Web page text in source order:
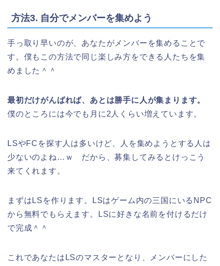
方法3. 自分でメンバーを集めよう
手っ取り早いのが、あなたがメンバーを集めることで
す。僕もこの方法で同じ楽しみ方をできる人たちを集
めました＾＾
最初だけがんばれば、あとは勝手に人が集まります。
僕のところには今でも月に2人くらい増えています。
LSやFCを探す人は多いけど、人を集めようとする人は
少ないのよね…ｗ だから、募集してみるとけっこう
来てくれます。
まずはLSを作ります。LSはゲーム内の三国にいるNPC
から無料でもらえます。LSに好きな名前を付けるだけ
で完成＾＾
これであなたはLSのマスターとなり、メンバーにした